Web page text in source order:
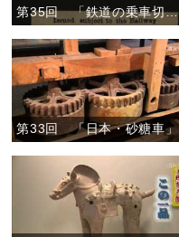
第35回 「鉄道の乗車切符」
第33回 「日本・砂糖車」